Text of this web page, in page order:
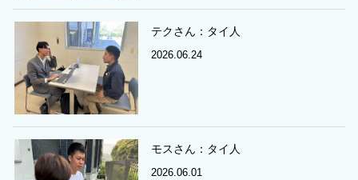
テクさん：タイ人
2026.06.24
モスさん：タイ人
2026.06.01